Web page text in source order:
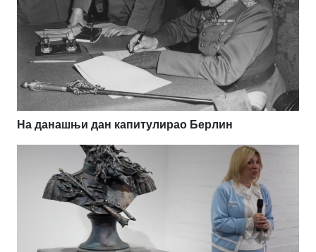
На данашњи дан капитулирао Берлин